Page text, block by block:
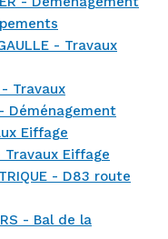
- Travaux
- Travaux
- Déménagement
Eiffage
Travaux Eiffage
- D83 route
- Bal de la